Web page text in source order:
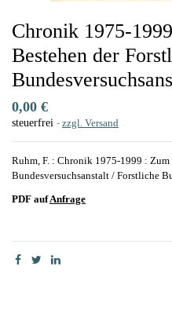
Chronik 1975-
Bestehen der
0,00 €
steuerfrei zzgl. Versand
Ruhm, F. : Chronik 1975-1999 :
Bundesversuchsanstalt / Forstliche
PDF aufAnfrage